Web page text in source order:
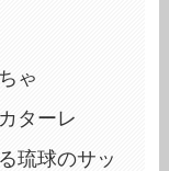
ゃ
ターレ
琉球のサッ